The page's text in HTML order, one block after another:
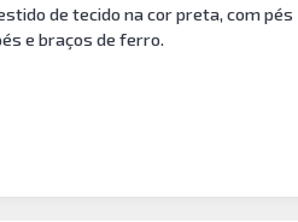
de tecido na cor preta, com pés
e braços de ferro.